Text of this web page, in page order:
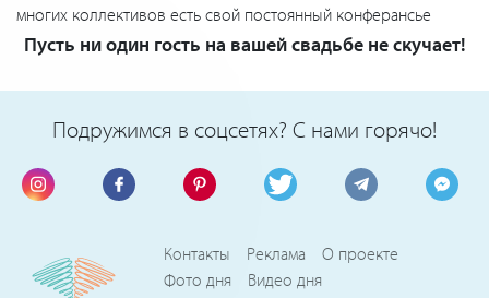
многих коллективов есть свой постоянный конферансье
Пусть ни один гость на вашей свадьбе не скучает!
Подружимся в соцсетях? С нами горячо!
Контакты Реклама
О проекте
Фото дня
Видео дня